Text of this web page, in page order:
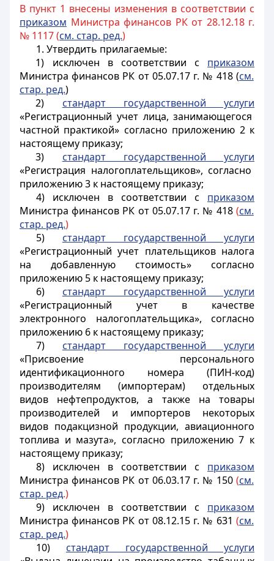
В пункт 1 внесены изменения в соответствии с
приказом Министра финансов РК от 28.12.18 г.
№ 1117 (см. стар. ред.)
1. Утвердить прилагаемые:
1) исключен в соответствии с приказом
Министра финансов РК от 05.07.17 г. № 418 (см.
стар. ред.)
2) стандарт государственной услуги
«Регистрационный учет лица, занимающегося
частной практикой» согласно приложению 2 к
настоящему приказу;
3) стандарт государственной услуги
«Регистрация налогоплательщиков», согласно
приложению 3 к настоящему приказу;
4) исключен в соответствии с приказом
Министра финансов РК от 05.07.17 г. № 418 (см.
стар. ред.)
5) стандарт государственной услуги
«Регистрационный учет плательщиков налога
на добавленную стоимость» согласно
приложению 5 к настоящему приказу;
6) стандарт государственной услуги
«Регистрационный учет в качестве
электронного налогоплательщика», согласно
приложению 6 к настоящему приказу;
7) стандарт государственной услуги
«Присвоение персонального
идентификационного номера (ПИН-код)
производителям (импортерам) отдельных
видов нефтепродуктов, а также на товары
производителей и импортеров некоторых
видов подакцизной продукции, авиационного
топлива и мазута», согласно приложению 7 к
настоящему приказу;
8) исключен в соответствии с приказом
Министра финансов РК от 06.03.17 г. № 150 (см.
стар. ред.)
9) исключен в соответствии с приказом
Министра финансов РК от 08.12.15 г. № 631 (см.
стар. ред.)
10) стандарт государственной услуги